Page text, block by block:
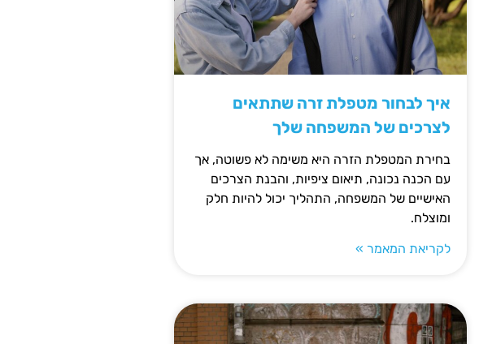
איך לבחור מטפלת זרה שתתאים
לצרכים של המשפחה שלך
בחירת המטפלת הזרה היא משימה לא פשוטה, אך
עם הכנה נכונה, תיאום ציפיות, והבנת הצרכים
האישיים של המשפחה, התהליך יכול להיות חלק
ומוצלח.
לקריאת המאמר »